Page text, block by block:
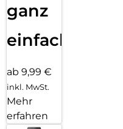
ganz
einfach
ab 9,99 €
inkl. MwSt.
Mehr
erfahren